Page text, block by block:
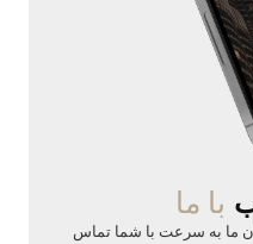
با ما
ما به سرعت با شما تماس